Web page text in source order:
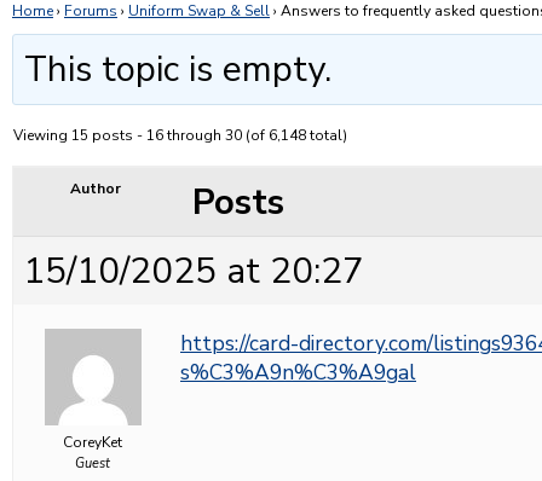
Home› Forums › Uniform Swap & Sell› Answers to frequently asked
This topic is empty.
Viewing 15 posts - 16 through 30 (of 6,148 total)
Author
Posts
15/10/2025 at 20:27
CoreyKet
Guest
https://card-directory.com/
s%C3%A9n%C3%A9gal